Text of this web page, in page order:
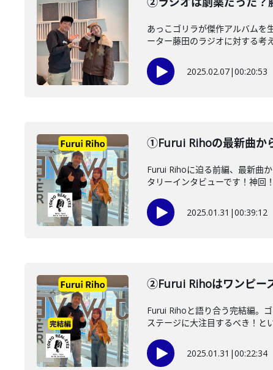
あっこゴリラが傑作アルバムを
ーター藤田のラジオに対する考
2025.02.07|00:20:53
①Furui Rihoの最新曲か
Furui Rihoに迫る前編、最新曲
タリーインタビューです！神回！
2025.01.31 |00:39:12
②Furui Rihoはワンピー
Furui Rihoと語り合う完結編。
ステージに大注目するべき！と
2025.01.31 |00:22:34